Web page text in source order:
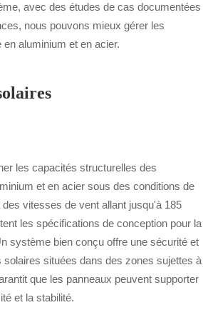
avec des études de cas documentées
nous pouvons mieux gérer les
aluminium et en acier.
les capacités structurelles des
et en acier sous des conditions de
vitesses de vent allant jusqu'à 185
les spécifications de conception pour la
système bien conçu offre une sécurité et
situées dans des zones sujettes à
que les panneaux peuvent supporter
et la stabilité.